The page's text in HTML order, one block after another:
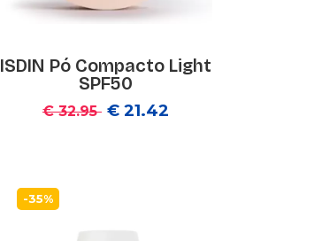
ISDIN Pó Compacto Light
SPF50
€ 32.95 € 21.42
-35%